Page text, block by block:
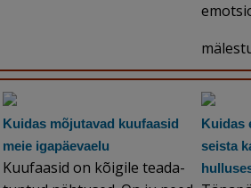
Kuidas mõjutavad kuufaasid
meie igapäevaelu
Kuufaasid on kõigile teada-
Kuidas
seista